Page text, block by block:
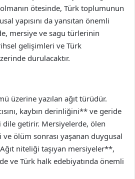
ötesinde, Türk toplumunun
yapısını da yansıtan önemli
mersiye ve sagu türlerinin
gelişimleri ve Türk
durulacaktır.
üzerine yazılan ağıt türüdür.
kaybın derinliğini** ve geride
dile getirir. Mersiyelerde, ölen
ölüm sonrası yaşanan duygusal
niteliği taşıyan mersiyeler**,
ve Türk halk edebiyatında önemli